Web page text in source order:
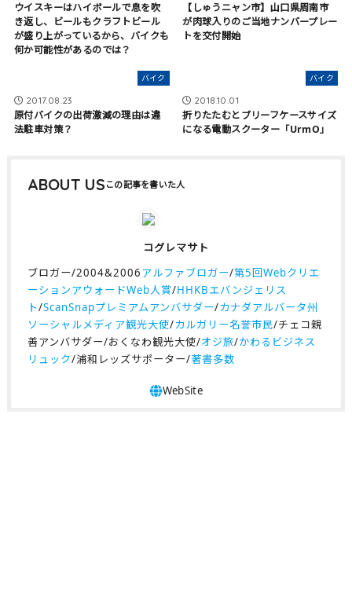
ウイスキーはハイボールで息を吹
き返し、ビールもクラフトビール
が盛り上がっているから、バイクも
何か可能性があるのでは？
【しゅうニャン市】山口県周南市
が肉球入りのご当地ナンバープレー
トを交付開始
バイク
2017.08.23
原付バイクの出荷激減の理由は違
法駐車対策？
バイク
2018.10.01
折りたたむとブリーフケースサイズ
になる電動スクーター「UrmO」
ABOUT US
コグレマサト
ブロガー/2004&2006アルファブロガー/第5回Webクリエ
ーションアウォードWeb人賞/HHKBエバンジェリス
ト/ScanSnapプレミアムアンバサダー/カナダアルバータ州
ソーシャルメディア観光大使/カルガリー名誉市民/チェコ親
善アンバサダー/おくなわ観光大使/オジ旅/かわるビジネス
リュック/浦和レッズサポーター/著書多数